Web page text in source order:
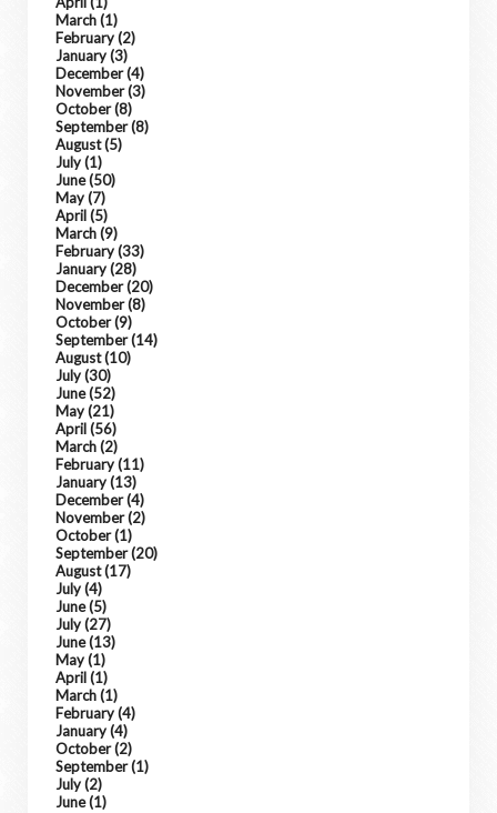
March(1)
February(2)
January(3)
December(4)
November(3)
October(8)
September(8)
August(5)
July(1)
June(50)
May(7)
April(5)
March(9)
February(33)
January(28)
December(20)
November(8)
October(9)
September(14)
August(10)
July(30)
June(52)
May(21)
April(56)
March(2)
February(11)
January(13)
December(4)
November(2)
October(1)
September(20)
August(17)
July(4)
June(5)
July(27)
June(13)
May(1)
April(1)
March(1)
February(4)
January(4)
October(2)
September(1)
July(2)
June(1)